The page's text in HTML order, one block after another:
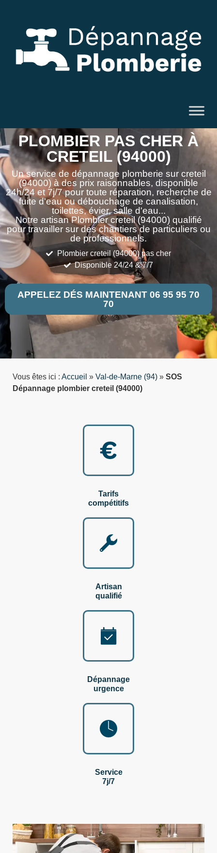
PLOMBIER PAS CHER À
CRETEIL (94000)
Un service de dépannage plomberie sur creteil
(94000) à des prix raisonnables, disponible
24h/24 et 7j/7 pour toute réparation, recherche de
fuite d'eau ou débouchage de canalisation,
toilettes, évier, salle d'eau...
Notre artisan Plombier creteil (94000) qualifié
pour travailler sur des chantiers de particuliers ou
de professionnels.
Plombier creteil (94000) pas cher
Disponible 24/24 & 7/7
APPELEZ DÉS MAINTENANT 06 95 95 70
70
Vous êtes ici : Accueil » Val-de-Marne (94) » SOS
Dépannage plombier creteil (94000)
Tarifs
compétitifs
Artisan
qualifié
Dépannage
urgence
Service
7j/7